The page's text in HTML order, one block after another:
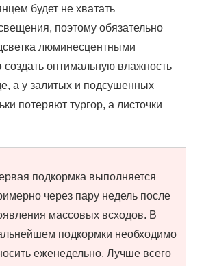
будет не хватать
поэтому обязательно
люминесцентными
создать оптимальную влажность
а у залитых и подсушенных
потеряют тургор, а листочки
подкормка выполняется
через пару недель после
массовых всходов. В
подкормки необходимо
еженедельно. Лучше всего